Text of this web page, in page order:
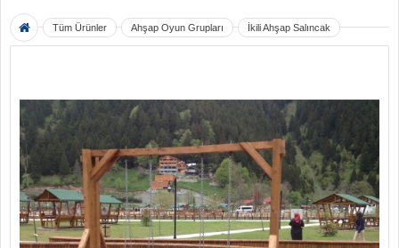
Tüm Ürünler Ahşap Oyun Grupları İkili Ahşap Salıncak